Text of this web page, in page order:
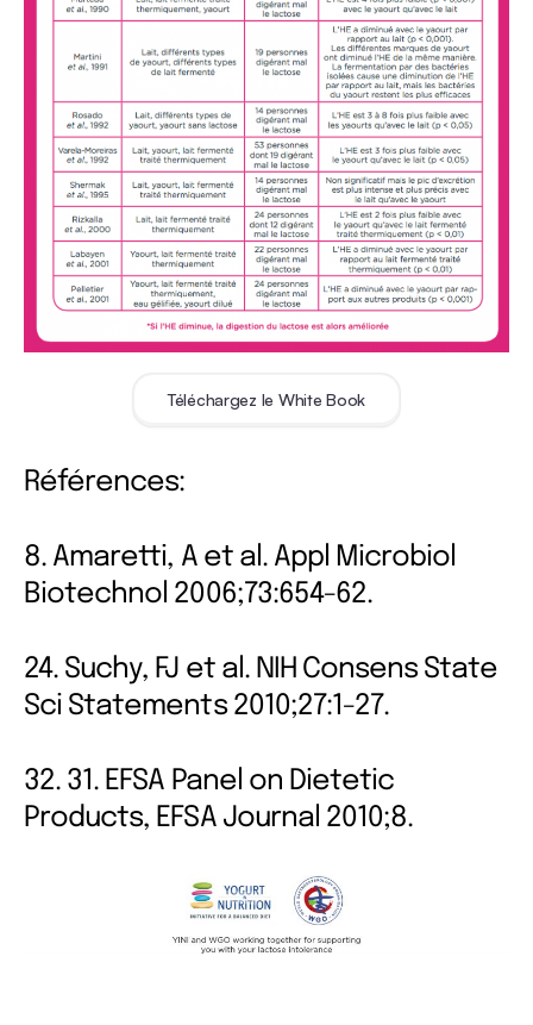
Téléchargez le White Book
Références:
8. Amaretti, A et al. Appl Microbiol
Biotechnol 2006;73:654-62.
24. Suchy, FJ et al. NIH Consens State
Sci Statements 2010;27:1-27.
32. 31. EFSA Panel on Dietetic
Products, EFSA Journal 2010;8.